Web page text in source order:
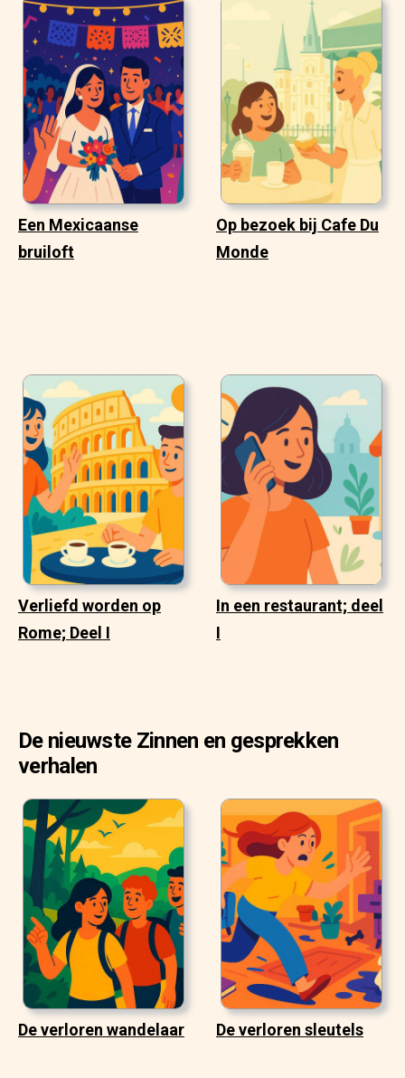
Een Mexicaanse
bruiloft
Op bezoek bij Cafe Du
Monde
Verliefd worden op
Rome; Deel I
In een restaurant; deel
I
De nieuwste Zinnen en gesprekken
verhalen
De verloren wandelaar De verloren sleutels